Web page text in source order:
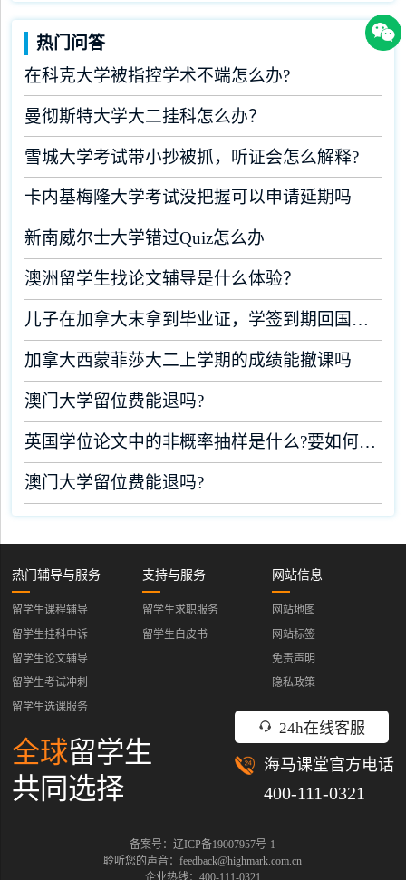
热门问答
在科克大学被指控学术不端怎么办?
曼彻斯特大学大二挂科怎么办？
雪城大学考试带小抄被抓，听证会怎么解释?
卡内基梅隆大学考试没把握可以申请延期吗
新南威尔士大学错过Quiz怎么办
澳洲留学生找论文辅导是什么体验？
儿子在加拿大末拿到毕业证，学签到期回国了有办法补救吗
加拿大西蒙菲莎大二上学期的成绩能撤课吗
澳门大学留位费能退吗?
英国学位论文中的非概率抽样是什么?要如何完成?
澳门大学留位费能退吗?
24h在线客服
海马课堂官方电话
400-111-0321
热门辅导与服务
留学生课程辅导
留学生挂科申诉
留学生论文辅导
留学生考试冲刺
留学生选课服务
支持与服务
留学生求职服务
留学生白皮书
网站信息
网站地图
网站标签
免责声明
隐私政策
全球留学生
共同选择
备案号：辽ICP备19007957号-1
聆听您的声音：feedback@highmark.com.cn
企业热线：400-111-0321